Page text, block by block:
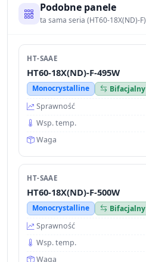
Podobne panele
ta sama seria (HT60-18X(ND)-F)
HT-SAAE
HT60-18X(ND)-F-495W
Monocrystalline
Bifacjalny
Sprawność
Wsp. temp.
Waga
HT-SAAE
HT60-18X(ND)-F-500W
Monocrystalline
Bifacjalny
Sprawność
Wsp. temp.
Waga